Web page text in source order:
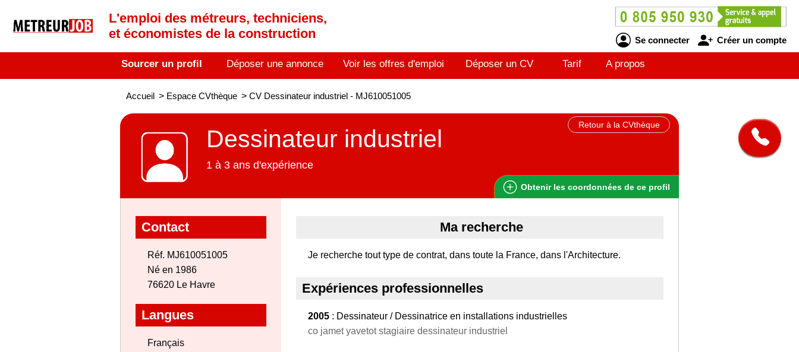
L'emploi des métreurs, techniciens,
et économistes de la construction
Se connecter Créer un compte
Sourcer un profil Déposer une annonce Voir les offres d'emploi Déposer un CV Tarif A propos
Accueil > Espace CVthèque > CV Dessinateur industriel - MJ610051005
Retour à la CVthèque
Dessinateur industriel
1 à 3 ans d'expérience
Obtenir les coordonnées de ce profil
Contact
Réf. MJ610051005
Né en 1986
76620 Le Havre
Langues
Français
Ma recherche
Je recherche tout type de contrat, dans toute la France, dans l'Architecture.
Expériences professionnelles
2005 : Dessinateur / Dessinatrice en installations industrielles
co jamet yavetot stagiaire dessinateur industriel